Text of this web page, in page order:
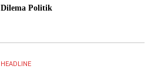
Dilema Politik
HEADLINE